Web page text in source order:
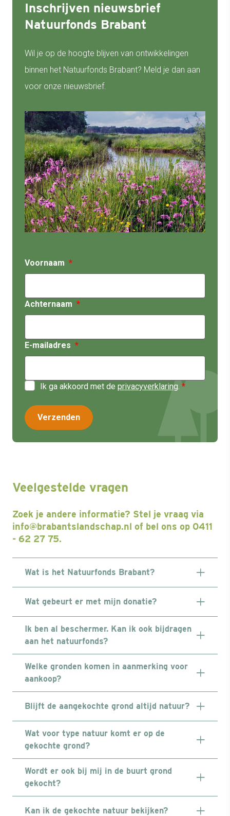
Inschrijven nieuwsbrief
Natuurfonds Brabant
Wil je op de hoogte blijven van ontwikkelingen
binnen het Natuurfonds Brabant? Meld je dan aan
voor onze nieuwsbrief.
Voornaam
Achternaam
E-mailadres
Ik ga akkoord met de privacyverklaring.
Veelgestelde vragen
Zoek je andere informatie? Stel je vraag via
info@brabantslandschap.nl of bel ons op 0411
- 62 27 75.
Wat is het Natuurfonds Brabant?
Wat gebeurt er met mijn donatie?
Ik ben al beschermer. Kan ik ook bijdragen
aan het natuurfonds?
Welke gronden komen in aanmerking voor
aankoop?
Blijft de aangekochte grond altijd natuur?
Wat voor type natuur komt er op de
gekochte grond?
Wordt er ook bij mij in de buurt grond
gekocht?
Kan ik de gekochte natuur bekijken?